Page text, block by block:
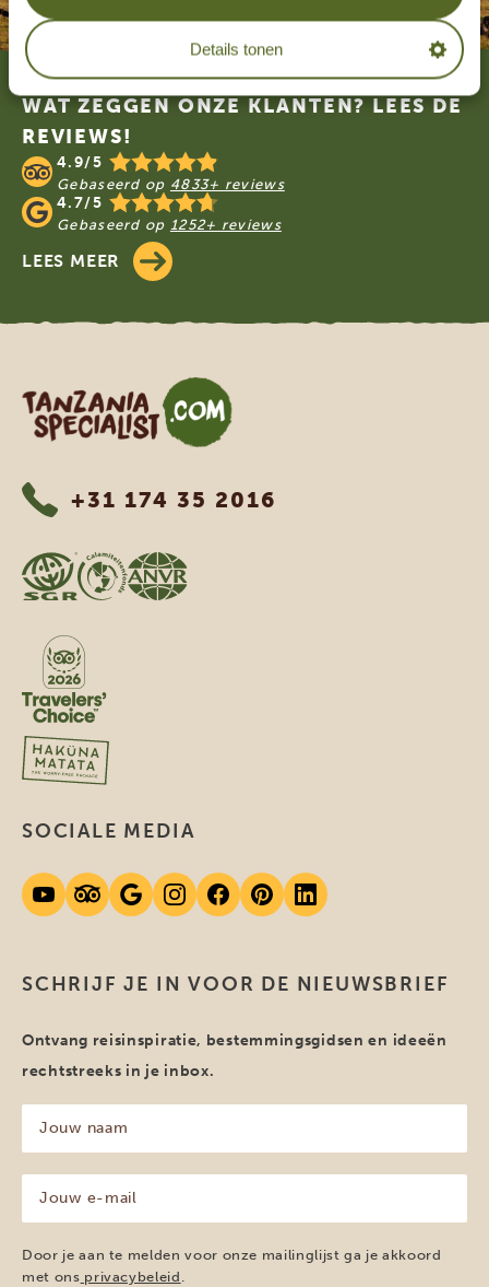
Details tonen
Footer
WAT ZEGGEN ONZE KLANTEN? LEES DE
REVIEWS!
4.9/5
Gebaseerd op 4833+ reviews
4.7/5
Gebaseerd op 1252+ reviews
LEES MEER
Tanzania Specialist
+31 174 35 2016
SCHRIJF JE IN VOOR DE NIEUWSBRIEF
Ontvang reisinspiratie, bestemmingsgidsen en ideeën
rechtstreeks in je inbox.
naam
(Vereist)
mailadres
(Vereist)
Door je aan te melden voor onze mailinglijst ga je akkoord
met ons privacybeleid
SOCIALE MEDIA